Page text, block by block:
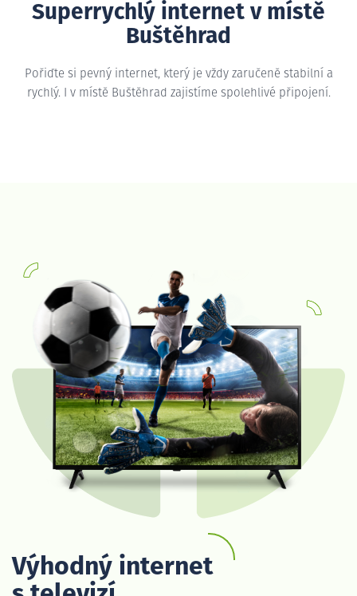
Superrychlý internet v místě
Buštěhrad
Pořiďte si pevný internet, který je vždy zaručeně stabilní a
rychlý. I v místě Buštěhrad zajistíme spolehlivé připojení.
Výhodný internet